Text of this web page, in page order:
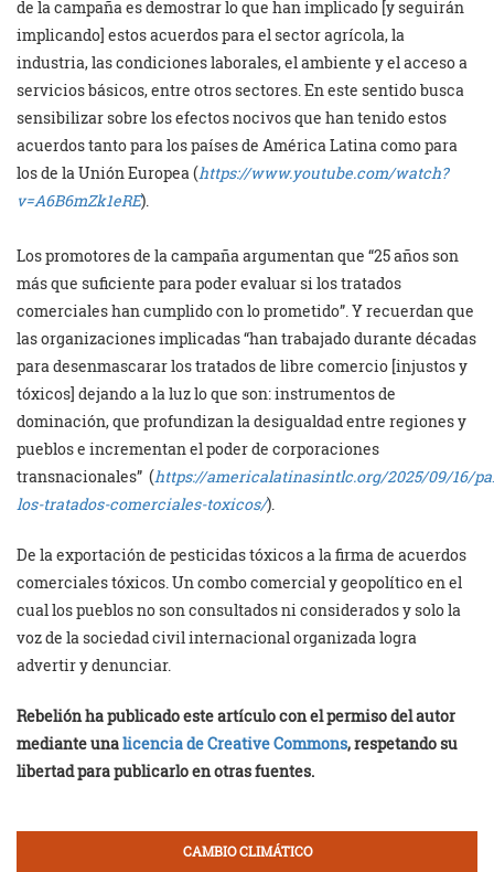
de la campaña es demostrar lo que han implicado [y seguirán
implicando] estos acuerdos para el sector agrícola, la
industria, las condiciones laborales, el ambiente y el acceso a
servicios básicos, entre otros sectores. En este sentido busca
sensibilizar sobre los efectos nocivos que han tenido estos
acuerdos tanto para los países de América Latina como para
los de la Unión Europea (https://www.youtube.com/watch?
v=A6B6mZk1eRE).
Los promotores de la campaña argumentan que “25 años son
más que suficiente para poder evaluar si los tratados
comerciales han cumplido con lo prometido”. Y recuerdan que
las organizaciones implicadas “han trabajado durante décadas
para desenmascarar los tratados de libre comercio [injustos y
tóxicos] dejando a la luz lo que son: instrumentos de
dominación, que profundizan la desigualdad entre regiones y
pueblos e incrementan el poder de corporaciones
transnacionales” (https://americalatinasintlc.org/2025/09/16/
los-tratados-comerciales-toxicos/).
De la exportación de pesticidas tóxicos a la firma de acuerdos
comerciales tóxicos. Un combo comercial y geopolítico en el
cual los pueblos no son consultados ni considerados y solo la
voz de la sociedad civil internacional organizada logra
advertir y denunciar.
Rebelión ha publicado este artículo con el permiso del autor
mediante unalicencia de Creative Commons, respetando su
libertad para publicarlo en otras fuentes.
CAMBIO CLIMÁTICO